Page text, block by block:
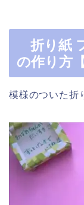
折り紙
の作り方
模様のついた折